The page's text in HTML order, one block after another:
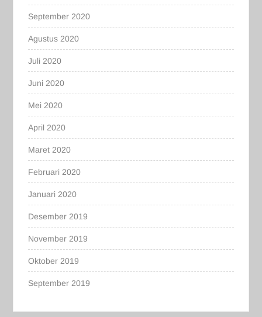
September 2020
Agustus 2020
Juli 2020
Juni 2020
Mei 2020
April 2020
Maret 2020
Februari 2020
Januari 2020
Desember 2019
November 2019
Oktober 2019
September 2019